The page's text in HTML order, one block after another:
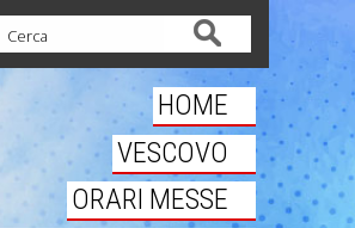
Cerca
HOME
VESCOVO
ORARI MESSE